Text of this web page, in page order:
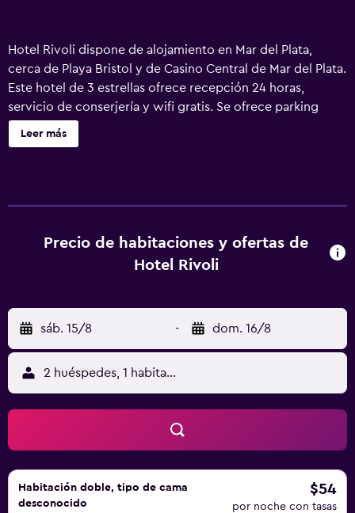
Hotel Rivoli dispone de alojamiento en Mar del Plata,
cerca de Playa Bristol y de Casino Central de Mar del Plata.
Este hotel de 3 estrellas ofrece recepción 24 horas,
servicio de conserjería y wifi gratis. Se ofrece parking
privado por un suplemento. En el hotel se sirve un
desayuno buffet. Cerca del alojamiento hay puntos de
Leer más
Precio de habitaciones y ofertas de
Hotel Rivoli
sáb. 15/8 - dom. 16/8
2 huéspedes, 1 habitación
Habitación doble, tipo de cama
desconocido
$54
por noche con tasas